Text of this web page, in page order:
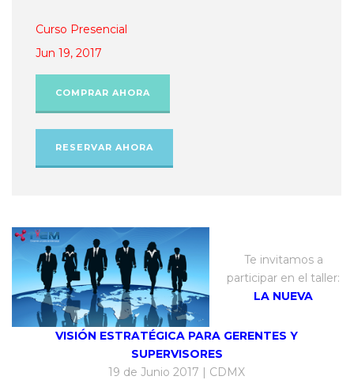
Curso Presencial
Jun 19, 2017
COMPRAR AHORA
RESERVAR AHORA
Te invitamos a
participar en el taller:
LA NUEVA
VISIÓN ESTRATÉGICA PARA GERENTES Y
SUPERVISORES
19 de Junio 2017 | CDMX